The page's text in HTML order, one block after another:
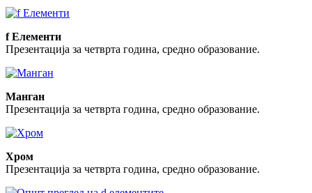
f Елементи
Презентација за четврта година, средно образование.
Манган
Презентација за четврта година, средно образование.
Хром
Презентација за четврта година, средно образование.